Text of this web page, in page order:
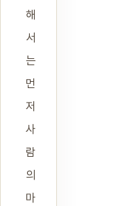
해
서
는
먼
저
사
람
의
마